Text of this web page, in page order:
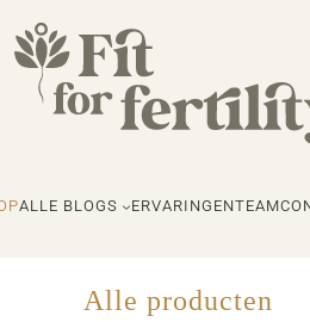
ALLE BLOGS ERVARINGENTEAM
Alle producten